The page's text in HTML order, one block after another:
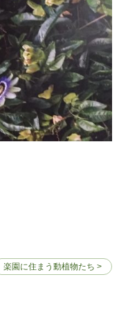
楽園に住まう動植物たち >